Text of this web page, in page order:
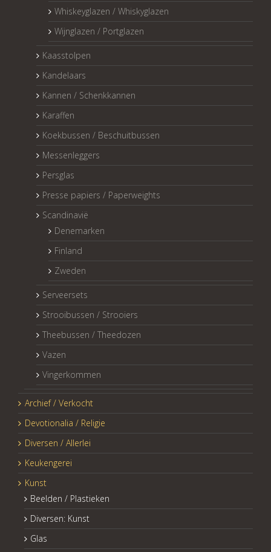
Whiskeyglazen / Whiskyglazen
Wijnglazen / Portglazen
Kaasstolpen
Kandelaars
Kannen / Schenkkannen
Karaffen
Koekbussen / Beschuitbussen
Messenleggers
Persglas
Presse papiers / Paperweights
Scandinavië
Denemarken
Finland
Zweden
Serveersets
Strooibussen / Strooiers
Theebussen / Theedozen
Vazen
Vingerkommen
Archief / Verkocht
Devotionalia / Religie
Diversen / Allerlei
Keukengerei
Kunst
Beelden / Plastieken
Diversen: Kunst
Glas